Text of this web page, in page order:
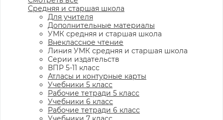
Средняя и старшая школа
Для учителя
Дополнительные материалы
УМК средняя и старшая школа
Внеклассное чтение
Линия УМК средняя и старшая школа
Серии издательств
ВПР 5-11 класс
Атласы и контурные карты
Учебники 5 класс
Рабочие тетради 5 класс
Учебники 6 класс
Рабочие тетради 6 класс